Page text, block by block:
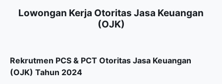
Lowongan Kerja Otoritas Jasa Keuangan
(OJK)
Rekrutmen PCS & PCT Otoritas Jasa Keuangan
(OJK) Tahun 2024